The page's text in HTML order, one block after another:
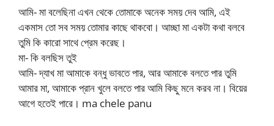
আমি- মা বলেছিনা এখন থেকে তোমাকে অনেক সময় দেব আমি, এই
একমাস তো সব সময় তোমার কাছে থাকবো। আচ্ছা মা একটা কথা বলবে
তুমি কি কারো সাথে প্রেম করেছ।
মা- কি বলছিস তুই
আমি- দ্যাখ মা আমাকে বন্ধু ভাবতে পার, আর আমাকে বলতে পার তুমি
আমার মা, আমাকে প্রান খুলে বলতে পার আমি কিছু মনে করব না। বিয়ের
আগে হতেই পারে। ma chele panu